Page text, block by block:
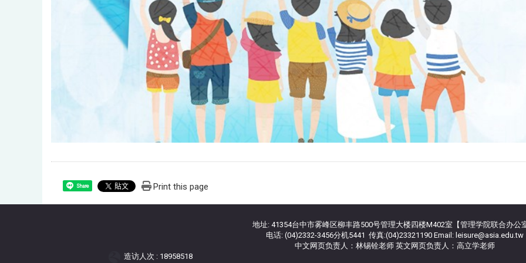
Share Print this page
地址: 41354台中市雾峰区柳丰路500号管理大楼四楼M402室【管理学院联合办公
电话: (04)2332-3456分机5441 传真:(04)23321190 Email: leisure@asia.edu.tw
中文网页负责人：林锡铨老师 英文网页负责人：高立学老师
造访人次 : 18958518